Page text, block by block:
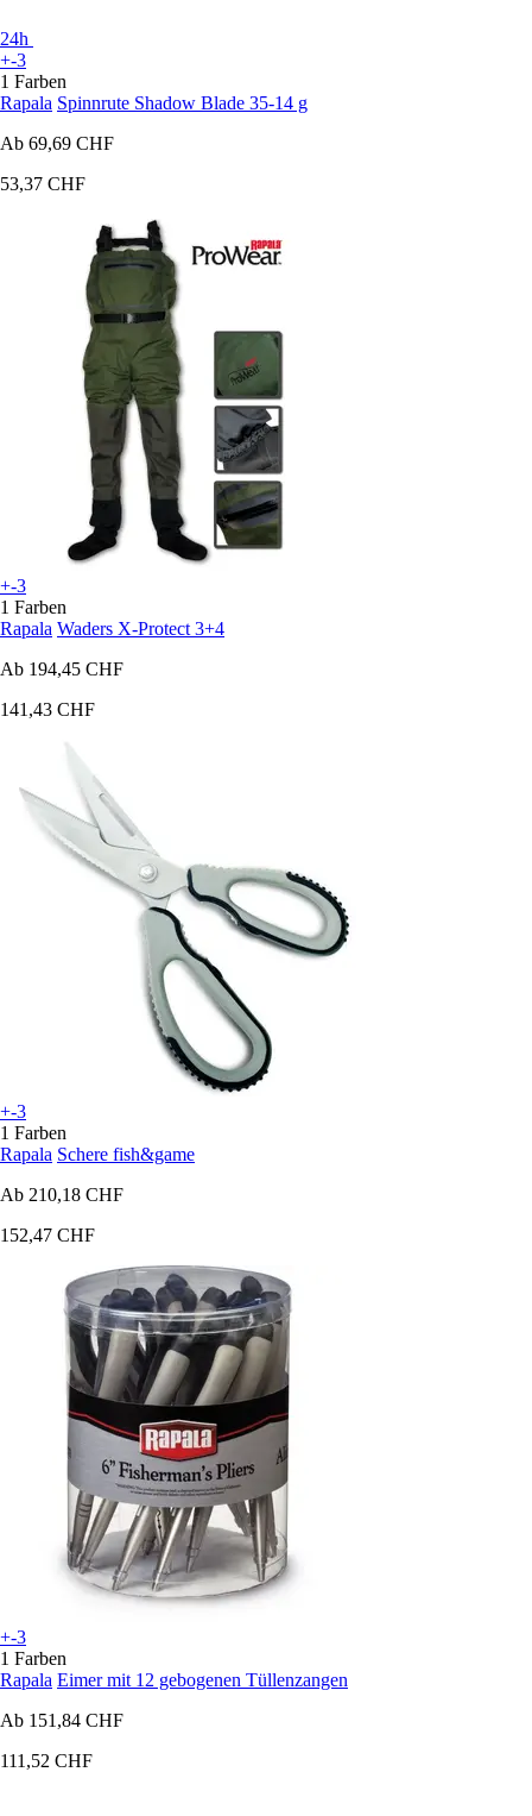
24h
+-3
1 Farben
Rapala Spinnrute Shadow Blade 35-14 g
Ab 69,69 CHF
53,37 CHF
+-3
1 Farben
Rapala Waders X-Protect 3+4
Ab 194,45 CHF
141,43 CHF
+-3
1 Farben
Rapala Schere fish&game
Ab 210,18 CHF
152,47 CHF
+-3
1 Farben
Rapala Eimer mit 12 gebogenen Tüllenzangen
Ab 151,84 CHF
111,52 CHF